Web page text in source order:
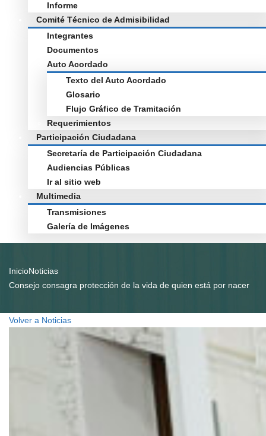
Informe
Comité Técnico de Admisibilidad
Integrantes
Documentos
Auto Acordado
Texto del Auto Acordado
Glosario
Flujo Gráfico de Tramitación
Requerimientos
Participación Ciudadana
Secretaría de Participación Ciudadana
Audiencias Públicas
Ir al sitio web
Multimedia
Transmisiones
Galería de Imágenes
InicioNoticias
Consejo consagra protección de la vida de quien está por nacer
Volver a Noticias